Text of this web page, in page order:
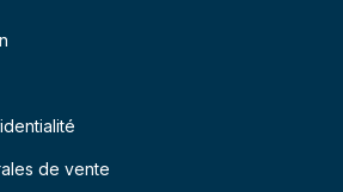
de vente